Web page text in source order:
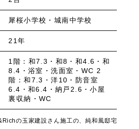
犀桜小学校・城南中学校
21年
1階：和7.3・和8・和4.6・和
8.4・浴室・洗面室・WC 2
階：和7.3・洋10・防音室
6.4・和6.4・納戸2.6・小屋
裏収納・WC
の玉家建設さん施工の、純和風邸宅